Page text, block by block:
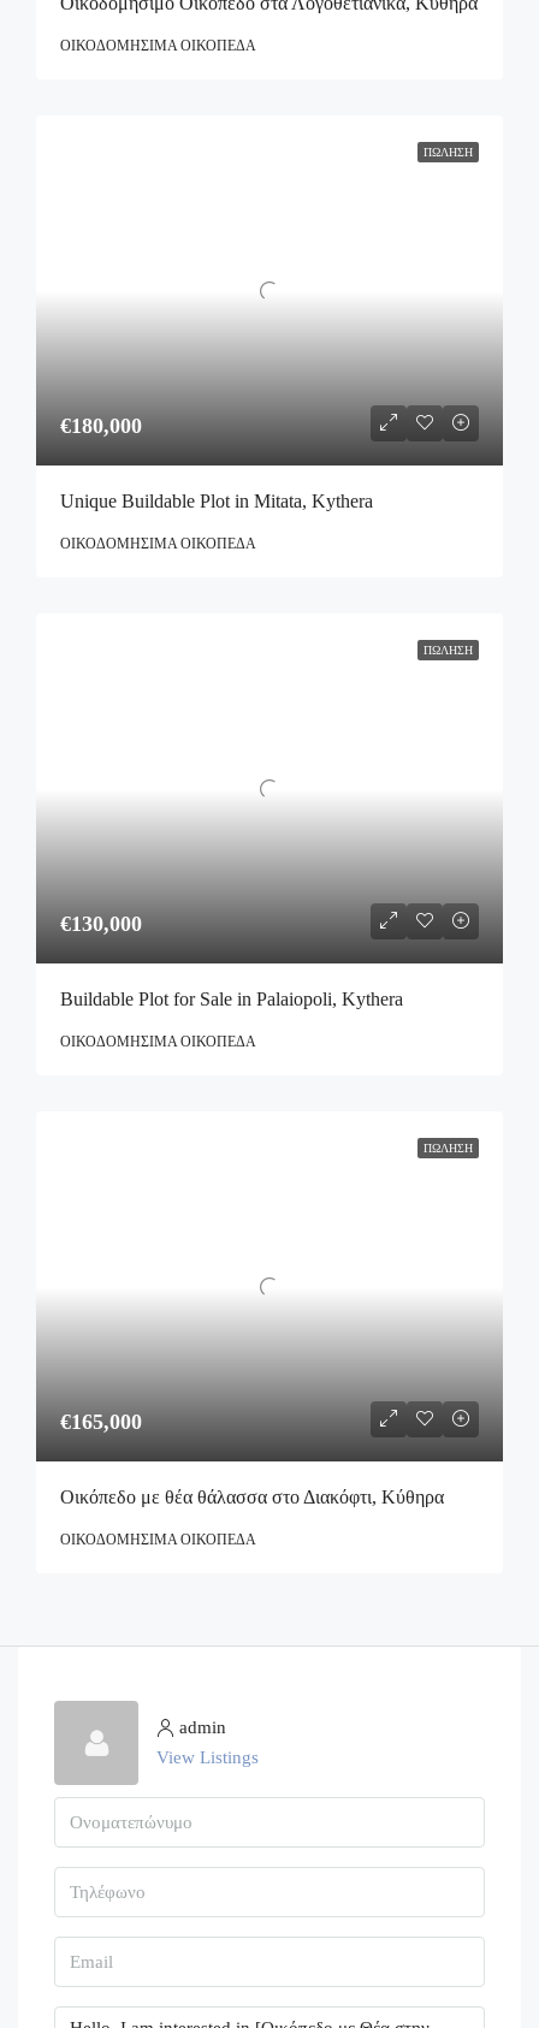
ΟΙΚΟΔΟΜΉΣΙΜΑ ΟΙΚΌΠΕΔΑ
ΠΏΛΗΣΗ
€180,000
Unique Buildable Plot in Mitata, Kythera
ΟΙΚΟΔΟΜΉΣΙΜΑ ΟΙΚΌΠΕΔΑ
ΠΏΛΗΣΗ
€130,000
Buildable Plot for Sale in Palaiopoli, Kythera
ΟΙΚΟΔΟΜΉΣΙΜΑ ΟΙΚΌΠΕΔΑ
ΠΏΛΗΣΗ
€165,000
Οικόπεδο με θέα θάλασσα στο Διακόφτι, Κύθηρα
ΟΙΚΟΔΟΜΉΣΙΜΑ ΟΙΚΌΠΕΔΑ
admin
View Listings